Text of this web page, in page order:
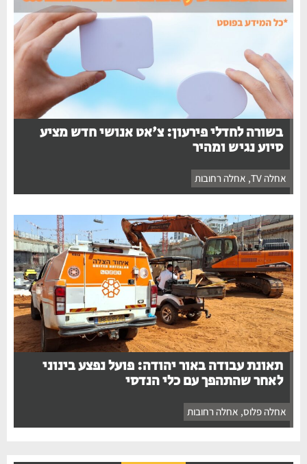
בשורה לחדלי פירעון: צ'אט אנושי חדש מציע
סיוע נגיש ומהיר
אחלה TV ,אחלה רחובות
תאונת עבודה באור יהודה: פועל נפצע בינוני
לאחר שהתהפך עם כלי הנדסי
אחלה פלוס ,אחלה רחובות